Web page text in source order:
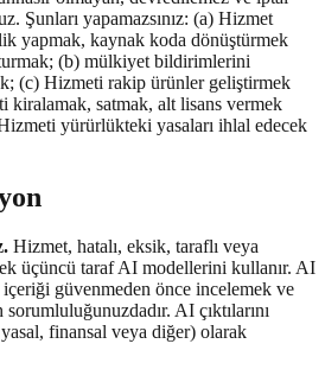
Şunları yapamazsınız: (a) Hizmet
yapmak, kaynak koda dönüştürmek
(b) mülkiyet bildirimlerini
(c) Hizmeti rakip ürünler geliştirmek
satmak, alt lisans vermek
yürürlükteki yasaları ihlal edecek
Hizmet, hatalı, eksik, taraflı veya
üçüncü taraf AI modellerini kullanır. AI
güvenmeden önce incelemek ve
AI çıktılarını
finansal veya diğer) olarak